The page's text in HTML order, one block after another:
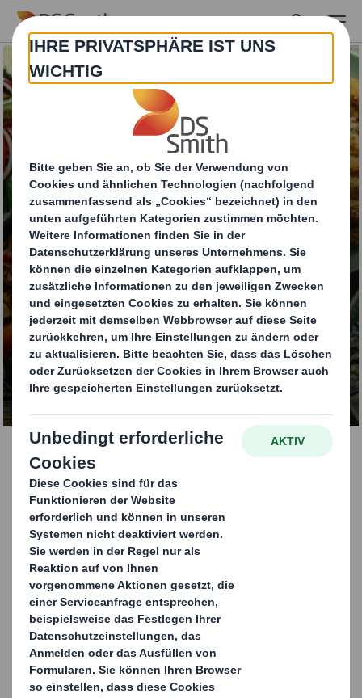
Skip to main content
Lebensmittelverpack
ung für Food-to-Go
„Fresh Tray"
KONTAKTIEREN SIE UNS
Das „Fresh Tray" ist unsere 100% recycelbare
Verpackungslösung für den
Lebensmitteldirektkontakt. Es ist vollständig
biologisch abbaubar bzw. kompostierbar und kann im
Papiermüll entsorgt werden. Alle verwendeten
Materialien bestehen aus nachwachsenden Rohstoffen,
so auch die Fensterfolie, welche das Aroma schützt und
zu 100% aus Cellulose besteht.
Unsere Lebensmittelverpackung für Food-to-Go hat
einen deutlich geringeren CO -Fußabdruck als
herkömmliche Plastikverpackungen. Alle Papiere und